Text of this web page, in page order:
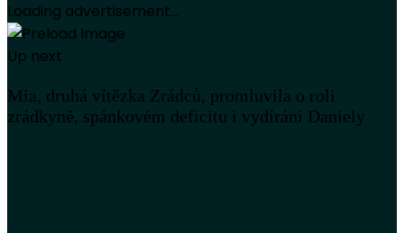
Loading advertisement...
Up next
Mia, druhá vítězka Zrádců, promluvila o roli
zrádkyně, spánkovém deficitu i vydírání Daniely